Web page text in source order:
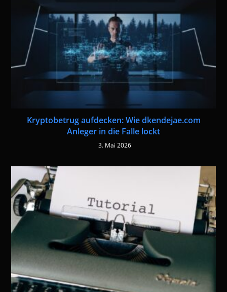
Kryptobetrug aufdecken: Wie dkendejae.com
Anleger in die Falle lockt
3. Mai 2026